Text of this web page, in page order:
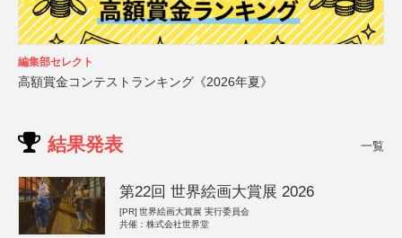
編集部セレクト
高額賞金コンテストランキング《2026年夏》
結果発表 一覧
第22回 世界絵画大賞展 2026
[PR] 世界絵画大賞展 実行委員会
共催：株式会社世界堂